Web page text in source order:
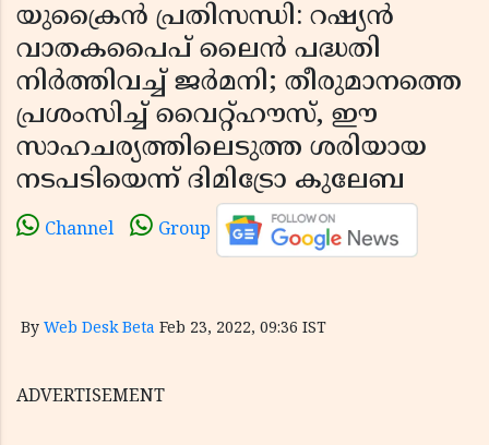
യുക്രൈന്‍ പ്രതിസന്ധി: റഷ്യന്‍
വാതകപൈപ് ലൈന്‍ പദ്ധതി
നിര്‍ത്തിവച്ച് ജര്‍മനി; തീരുമാനത്തെ
പ്രശംസിച്ച് വൈറ്റ്ഹൗസ്, ഈ
സാഹചര്യത്തിലെടുത്ത ശരിയായ
നടപടിയെന്ന് ദിമിട്രോ കുലേബ
Channel Group
By Web Desk Beta Feb 23, 2022, 09:36 IST
ADVERTISEMENT